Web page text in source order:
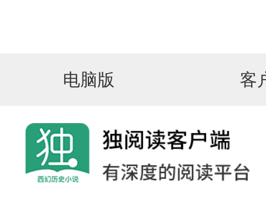
电脑版 客